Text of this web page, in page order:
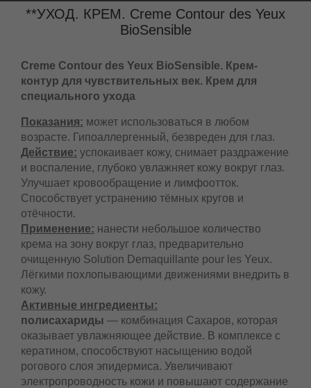
**УХОД. КРЕМ. Creme Contour des
Yeux BioSensible
Creme Contour des Yeux BioSensible. Крем-
контур для чувствительных век. Крем для
специального ухода
Показания: может использоваться в любом
возрасте. Гипоаллергенный, безвреден для глаз.
Действие: успокаивает кожу, снимает
раздражение и воспаление, глубоко увлажняет
кожу вокруг глаз. Улучшает кровообращение и
лимфоотток. Способствует устранению тёмных
кругов и отёчности.
Применение: нанести небольшое количество
крема на зону вокруг глаз, предварительно
очищенную Solution Dеmaquillante pour les Yeux.
Лёгкими похлопывающими движениями
внедрить в кожу.
Активные ингредиенты:
полисахариды — комбинация Сахаров, которая
оказывает увлажняющее действие. В комплексе
с кератином, способствуют насыщению водой
рогового слоя эпидермиса. Увеличивают
электропроводность кожи и повышают